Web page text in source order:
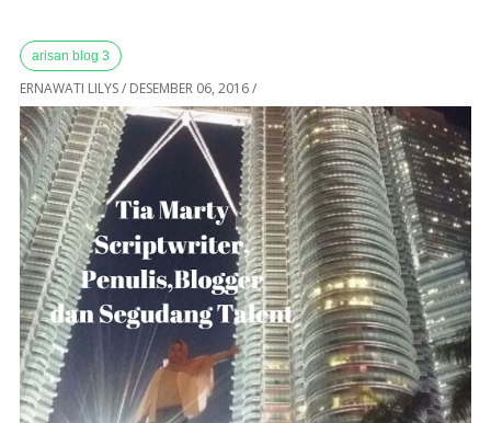
arisan blog 3
ERNAWATI LILYS/ DESEMBER 06, 2016/